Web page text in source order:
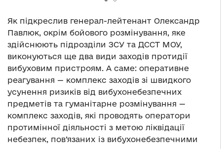
Як підкреслив генерал-лейтенант Олександр
Павлюк, окрім бойового розмінування, яке
здійснюють підрозділи ЗСУ та ДССТ МОУ,
виконуються ще два види заходів протидії
вибуховим пристроям. А саме: оперативне
реагування — комплекс заходів зі швидкого
усунення ризиків від вибухонебезпечних
предметів та гуманітарне розмінування —
комплекс заходів, які проводять оператори
протимінної діяльності з метою ліквідації
небезпек, пов’язаних із вибухонебезпечними